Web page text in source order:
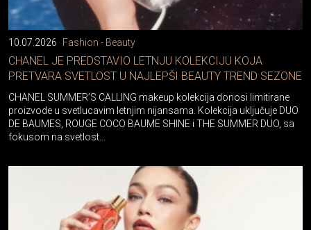
10.07.2026 Fashion - Beauty
CHANEL JE PREDSTAVIO LETNJU KOLEKCIJU KOJA
PRETVARA SVETLOST U NAJLEPŠI BEAUTY TREND SEZONE
CHANEL SUMMER’S CALLING makeup kolekcija donosi limitirane
proizvode u svetlucavim letnjim nijansama. Kolekcija uključuje DUO
DE BAUMES, ROUGE COCO BAUME SHINE i THE SUMMER DUO, sa
fokusom na svetlost...